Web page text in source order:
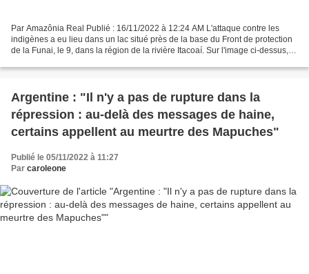
Par Amazônia Real Publié : 16/11/2022 à 12:24 AM L'attaque contre les
indigènes a eu lieu dans un lac situé près de la base du Front de protection
de la Funai, le 9, dans la région de la rivière Itacoaí. Sur l'image ci-dessus, la
Argentine : "Il n'y a pas de rupture dans la
répression : au-delà des messages de haine,
certains appellent au meurtre des Mapuches"
Publié le 05/11/2022 à 11:27
Par caroleone